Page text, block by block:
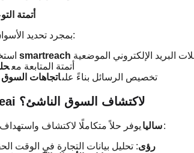
5⃣ أتمتة
بمجرد تحديد الأسواق ذات الإمكانات العالية:
✅ البريد الإلكتروني smartreach البريد الإلكتروني الموضعية
✅ أتمتة المتابعة مع
✅ تخصيص الرسائل بناءً علىاتجاهات
لماذا تستخدم Saleai لاكتشاف السوق الناشئ؟
ساليايوفر حلاً متكاملًا لاكتشاف واستهداف أسواق التصدير الناشئة:
TradeLink AI رؤى: تحليل بيانات التجارة في الوقت